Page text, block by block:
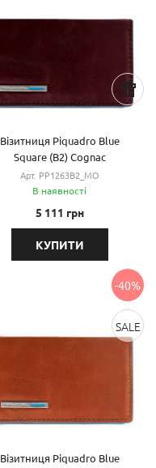
Візитниця Piquadro Blue
Square (B2) Cognac
PP1263B2_MO
Арт. PP1263B2_MO
В наявності
5 111 грн
КУПИТИ
-40%
SALE
Візитниця Piquadro Blue